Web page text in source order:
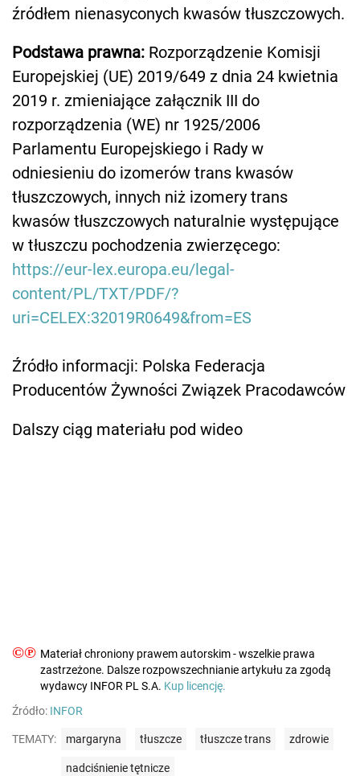
źródłem nienasyconych kwasów tłuszczowych.
Podstawa prawna: Rozporządzenie Komisji
Europejskiej (UE) 2019/649 z dnia 24 kwietnia
2019 r. zmieniające załącznik III do
rozporządzenia (WE) nr 1925/2006
Parlamentu Europejskiego i Rady w
odniesieniu do izomerów trans kwasów
tłuszczowych, innych niż izomery trans
kwasów tłuszczowych naturalnie występujące
w tłuszczu pochodzenia zwierzęcego:
https://eur-lex.europa.eu/legal-
content/PL/TXT/PDF/?
uri=CELEX:32019R0649&from=ES
Źródło informacji: Polska Federacja
Producentów Żywności Związek Pracodawców
Dalszy ciąg materiału pod wideo
©℗ Materiał chroniony prawem autorskim - wszelkie prawa
zastrzeżone. Dalsze rozpowszechnianie artykułu za zgodą
wydawcy INFOR PL S.A. Kup licencję.
Źródło: INFOR
TEMATY: margaryna tłuszcze tłuszcze trans zdrowie
nadciśnienie tętnicze